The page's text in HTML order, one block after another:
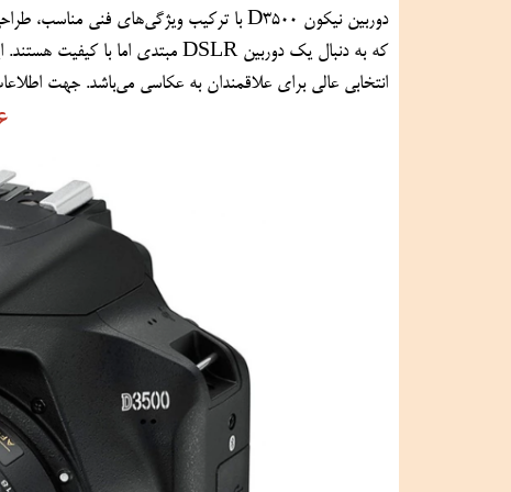
انتخابی عالی برای علاقمندان به عکاسی می‌باشد. جهت اطلاعات بیشتر می‌توانید با کارشناسان مجرب ما از طریق شماره تماس زیر در ارتباط باشید.